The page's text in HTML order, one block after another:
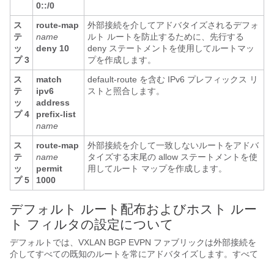
0::/0
ス
テ
ッ
プ 3
route-map
name
deny 10
外部接続を介してアドバタイズされるデフォ
ルト ルートを防止するために、先行する
deny ステートメントを使用してルートマッ
プを作成します。
ス
テ
ッ
プ 4
match
ipv6
address
prefix-list
name
default-route を含む IPv6 プレフィックス リ
ストと照合します。
ス
テ
ッ
プ 5
route-map
name
permit
1000
外部接続を介して一致しないルートをアドバ
タイズする末尾の allow ステートメントを使
用してルート マップを作成します。
デフォルト ルート配布およびホスト ルー
ト フィルタの設定について
デフォルトでは、VXLAN BGP EVPN ファブリックは外部接続を
介してすべての既知のルートを常にアドバタイズします。すべて